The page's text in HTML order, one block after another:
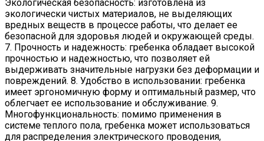
Экологическая безопасность: изготовлена из
экологически чистых материалов, не выделяющих
вредных веществ в процессе работы, что делает ее
безопасной для здоровья людей и окружающей среды.
7. Прочность и надежность: гребенка обладает высокой
прочностью и надежностью, что позволяет ей
выдерживать значительные нагрузки без деформации и
повреждений. 8. Удобство в использовании: гребенка
имеет эргономичную форму и оптимальный размер, что
облегчает ее использование и обслуживание. 9.
Многофункциональность: помимо применения в
системе теплого пола, гребенка может использоваться
для распределения электрического проводения,